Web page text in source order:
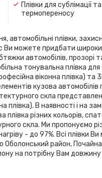
Плівки для сублімації та
термопереносу
плівки,
Ви можете придбати
автомобілів, прозорі та
тонувальна плівка
віконна плівка) та
кузова
скла
В наявності і на
різних кольорів,
скла. Ми пропонуємо
- до 97%. Всі плівки
Оболонський район,
на потрібну Вам